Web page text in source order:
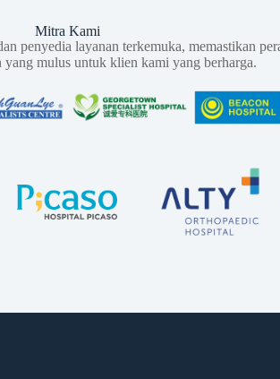
Mitra Kami
penyedia layanan terkemuka, memastikan
yang mulus untuk klien kami yang berharga.